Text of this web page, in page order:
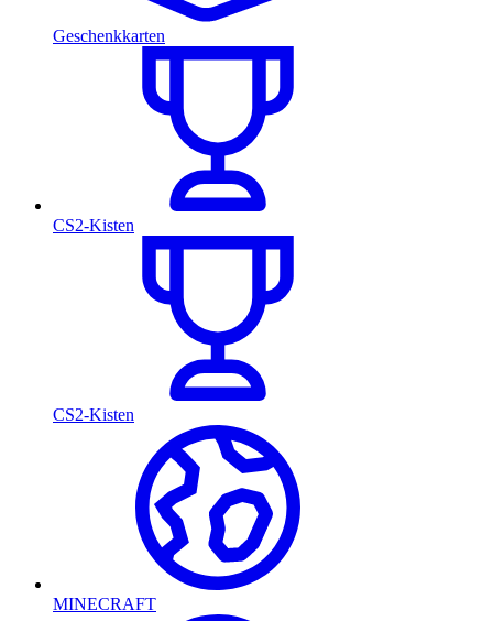
Geschenkkarten
CS2-Kisten
CS2-Kisten
MINECRAFT